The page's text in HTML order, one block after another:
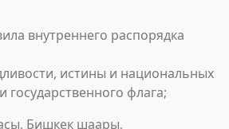
внутреннего распорядка
истины и национальных
государственного флага;
Бишкек шаары,